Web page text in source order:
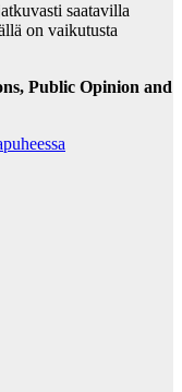
saatavilla
on vaikutusta
Public Opinion and